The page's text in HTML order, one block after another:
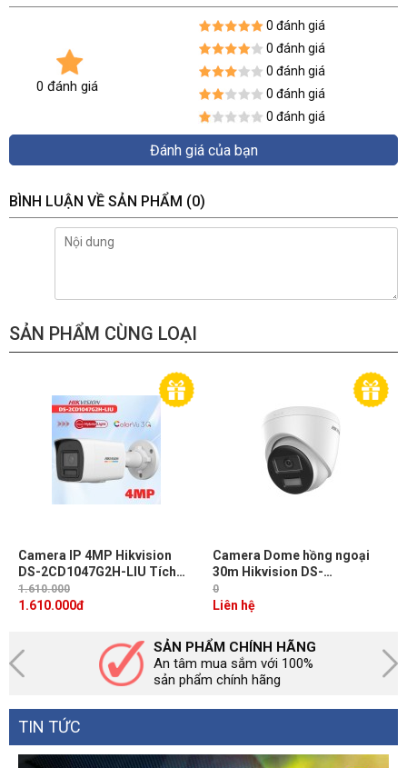
0 đánh giá
0 đánh giá
0 đánh giá
0 đánh giá
0 đánh giá
0 đánh giá
Đánh giá của bạn
BÌNH LUẬN VỀ SẢN PHẨM (0)
SẢN PHẨM CÙNG LOẠI
Camera IP 4MP Hikvision
DS-2CD1047G2H-LIU Tích
hợp Mic, Ánh sáng trắng & IR
30m, ColorVu ghi hình có
1.610.000
1.610.000đ
Camera Dome hồng ngoại
30m Hikvision DS-
2CD1343G2-LIUF/SL 4MP,
WDR 120dB, đàm thoại 2
0
Liên hệ
SẢN PHẨM CHÍNH HÃNG
An tâm mua sắm với 100%
sản phẩm chính hãng
TIN TỨC